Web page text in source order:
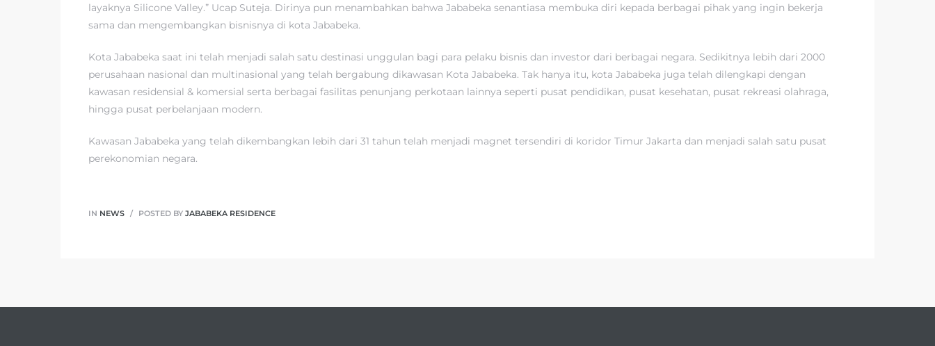
layaknya Silicone Valley.” Ucap Suteja. Dirinya pun menambahkan bahwa Jababeka senantiasa membuka diri kepada berbagai pihak yang ingin bekerja
sama dan mengembangkan bisnisnya di kota Jababeka.
Kota Jababeka saat ini telah menjadi salah satu destinasi unggulan bagi para pelaku bisnis dan investor dari berbagai negara. Sedikitnya lebih dari 2000
perusahaan nasional dan multinasional yang telah bergabung dikawasan Kota Jababeka. Tak hanya itu, kota Jababeka juga telah dilengkapi dengan
kawasan residensial & komersial serta berbagai fasilitas penunjang perkotaan lainnya seperti pusat pendidikan, pusat kesehatan, pusat rekreasi olahraga,
hingga pusat perbelanjaan modern.
Kawasan Jababeka yang telah dikembangkan lebih dari 31 tahun telah menjadi magnet tersendiri di koridor Timur Jakarta dan menjadi salah satu pusat
perekonomian negara.
IN NEWS POSTED BY JABABEKA RESIDENCE